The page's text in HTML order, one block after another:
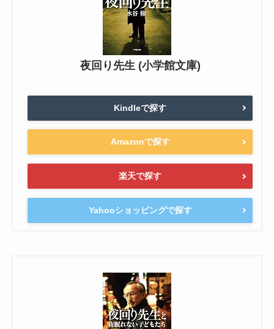
夜回り先生 (小学館文庫)
Kindleで探す
Amazonで探す
楽天で探す
Yahooショッピングで探す